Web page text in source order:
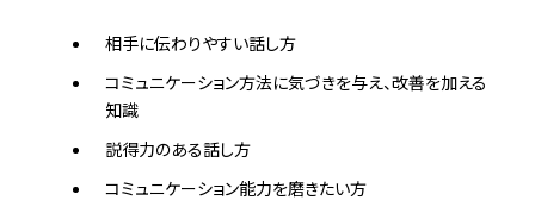
相手に伝わりやすい話し方
コミュニケーション方法に気づきを与え、改善を加える
知識
説得力のある話し方
コミュニケーション能力を磨きたい方